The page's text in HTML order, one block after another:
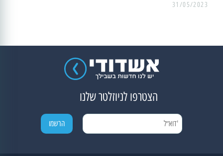
31/05/2023
הצטרפו לניוזלטר שלנו